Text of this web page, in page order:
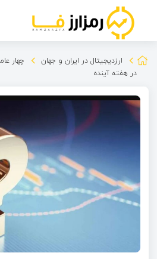
ارزدیجیتال در ایران و جهان
چهار
در هفته آینده